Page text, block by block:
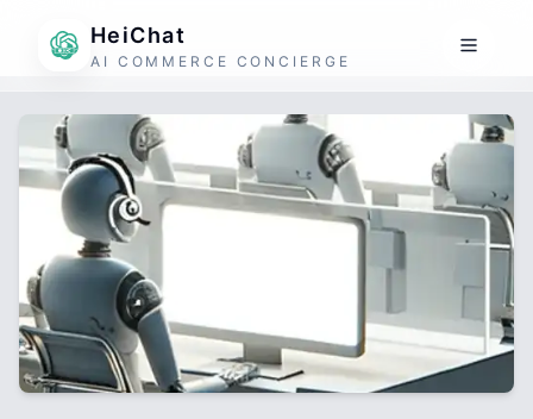
HeiChat
AI COMMERCE CONCIERGE